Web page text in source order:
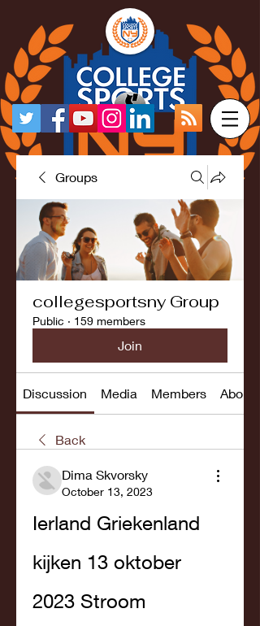
Groups
collegesportsny Group
Public · 159 members
Join
Discussion Media Members About
Back
Dima Skvorsky
October 13, 2023
Ierland Griekenland
kijken 13 oktober
2023 Stroom